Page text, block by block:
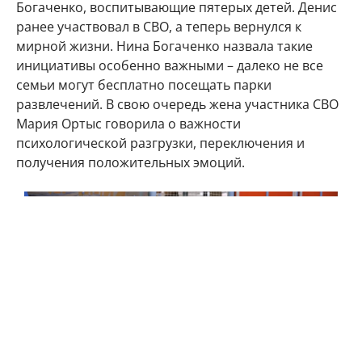
Богаченко, воспитывающие пятерых детей. Денис
ранее участвовал в СВО, а теперь вернулся к
мирной жизни. Нина Богаченко назвала такие
инициативы особенно важными – далеко не все
семьи могут бесплатно посещать парки
развлечений. В свою очередь жена участника СВО
Мария Ортыс говорила о важности
психологической разгрузки, переключения и
получения положительных эмоций.